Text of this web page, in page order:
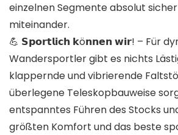
einzelnen Segmente absolut
miteinander.
💪 𝗦𝗽𝗼𝗿𝘁𝗹𝗶𝗰𝗵 𝗸ö𝗻𝗻𝗲𝗻 𝘄𝗶𝗿! – Für
Wandersportler gibt es nichts
klappernde und vibrierende
überlegene Teleskopbauweise
entspanntes Führen des Stocks
größten Komfort und das beste